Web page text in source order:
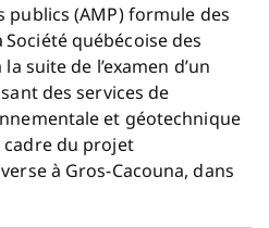
publics (AMP) formule des
québécoise des
suite de l’examen d’un
des services de
et géotechnique
du projet
à Gros-Cacouna, dans